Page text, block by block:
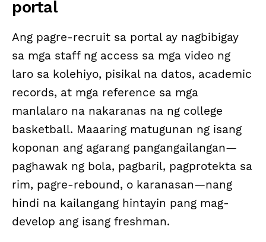
portal
Ang pagre-recruit sa portal ay nagbibigay
sa mga staff ng access sa mga video ng
laro sa kolehiyo, pisikal na datos, academic
records, at mga reference sa mga
manlalaro na nakaranas na ng college
basketball. Maaaring matugunan ng isang
koponan ang agarang pangangailangan—
paghawak ng bola, pagbaril, pagprotekta sa
rim, pagre-rebound, o karanasan—nang
hindi na kailangang hintayin pang mag-
develop ang isang freshman.